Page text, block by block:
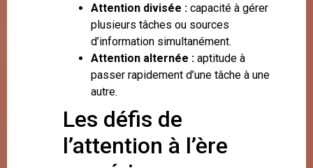
Attention divisée : capacité à gérer
plusieurs tâches ou sources
d’information simultanément.
Attention alternée : aptitude à
passer rapidement d’une tâche à une
autre.
Les défis de
l’attention à l’ère